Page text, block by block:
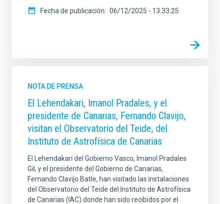
Fecha de publicación 06/12/2025 - 13:33:25
NOTA DE PRENSA
El Lehendakari, Imanol Pradales, y el
presidente de Canarias, Fernando Clavijo,
visitan el Observatorio del Teide, del
Instituto de Astrofísica de Canarias
El Lehendakari del Gobierno Vasco, Imanol Pradales
Gil, y el presidente del Gobierno de Canarias,
Fernando Clavijo Batle, han visitado las instalaciones
del Observatorio del Teide del Instituto de Astrofísica
de Canarias (IAC) donde han sido recibidos por el